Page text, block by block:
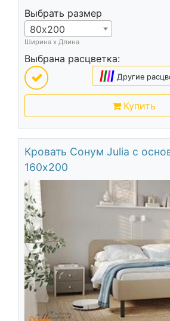
Выбрать размер
80х200
Ширина х Длина
Выбрана расцветка:
|||| Другие
Купить
Кровать Сонум Julia с
160х200